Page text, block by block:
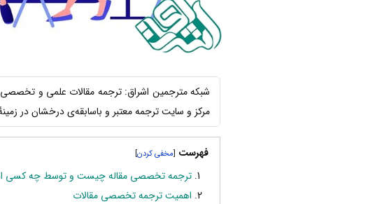
شبکه مترجمین اشراق: ترجمه مقالات علمی و
مرکز و سایت ترجمه معتبر و باسابقه‌ی درخشان در
فهرست [
]
ترجمه تخصصی مقاله چیست و توسط چه کسی
اهمیت ترجمه تخصصی مقالات